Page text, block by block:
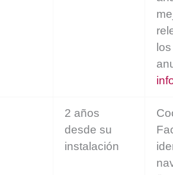
los
2 años
desde su
instalación